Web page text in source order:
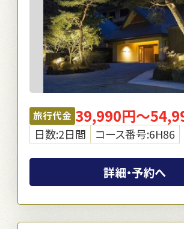
旅行代金 39,990円～
日数:2日間 コース番号:6H86
詳細・予約へ